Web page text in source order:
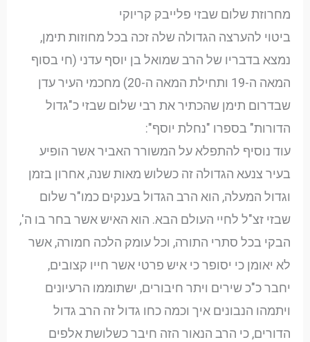
מחרוזת שלום שבזי פלייבק קריוקי
ביטוי להערצה הגדולה שלה זכה בכל מחוזות תימן,
נמצא בדבריו של הרב שמואל בן יוסף עדני (חי בסוף
המאה ה-19 ותחילת המאה ה-20) מחכמי העיר עדן
שבדרום תימן שהכתיר את רבי שלום שבזי כ"גדול
הדורות" בספרו "נחלת יוסף":
עוד נוסיף להתפלא על המשורר האביר אשר הופיע
בעיר צנעא הגדולה זה כשלוש מאות שנה, אחרון בזמן
וגדול המעלה, הוא הרב הגדול בענקים כמו"ר שלום
שבזי זצ"ל לחיי העולם הבא. הוא האיש אשר בחר בו ה',
הבקי בכל סתרי התורה, וכל עומק הלכה חמורה, אשר
לא יאומן כי יסופר כי איש פרטי אשר חייו קצובים,
יחבר כ"כ שירים ויתר חיבורים, ישתוממו הרעיונים
ויתמהו הנבונים איך וכמה כחו גדול זה הרב גדול
הדורים, כי הרב הנאור הזה חיבר כשלושת אלפים